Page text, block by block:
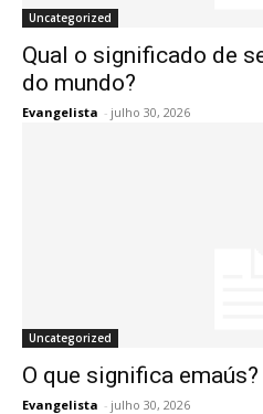
Uncategorized
Qual o significado de
do mundo?
Evangelista - julho 30, 2026
Uncategorized
O que significa emaús?
Evangelista - julho 30, 2026